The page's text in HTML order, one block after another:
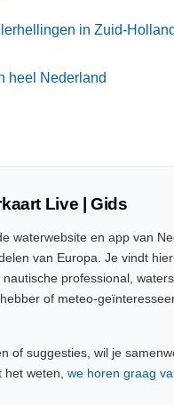
in Zuid-Holland
heel Nederland
Live | Gids
waterwebsite en app van
van Europa. Je vindt
professional,
of meteo-
of suggesties, wil je
weten, we horen graag